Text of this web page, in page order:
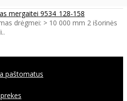
mergaitei 9534_128-158
drėgmei: > 10 000 mm 2 išorinės
paštomatus